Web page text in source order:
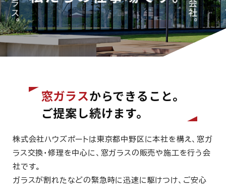
窓ガラスからできること。
ご提案し続けます。
株式会社ハウズポートは東京都中野区に本社を構え、窓ガ
ラス交換・修理を中心に、窓ガラスの販売や施工を行う会
社です。
ガラスが割れたなどの緊急時に迅速に駆けつけ、ご安心